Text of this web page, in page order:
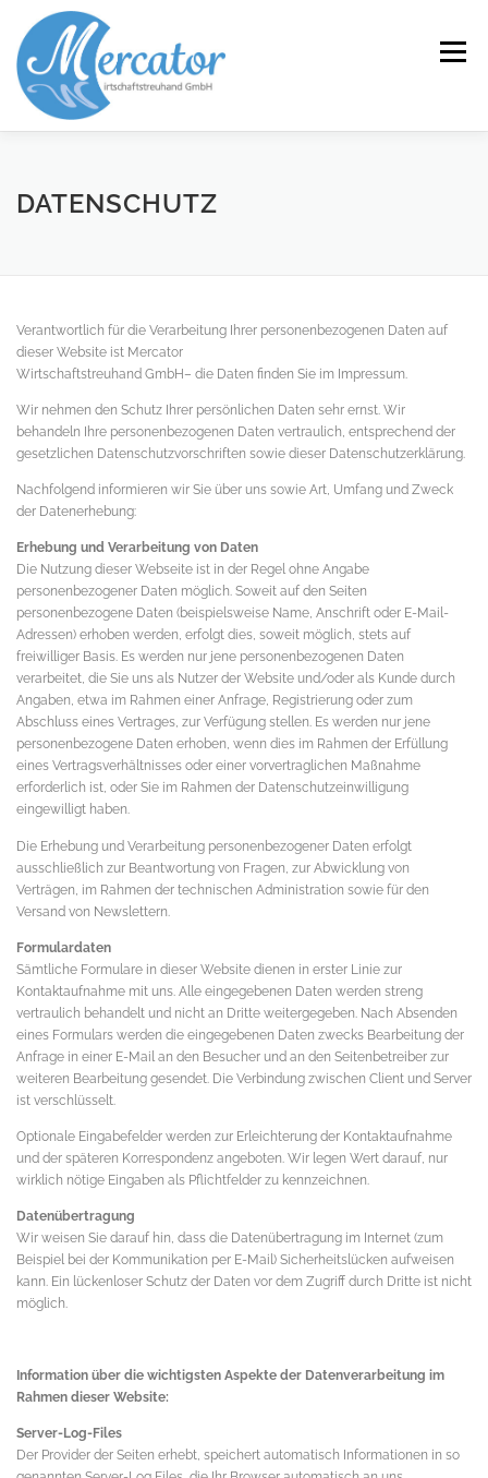
Inhalt
springen
Menü
DATENSCHUTZ
Verantwortlich für die Verarbeitung Ihrer personenbezogenen Daten auf
dieser Website ist Mercator
Wirtschaftstreuhand GmbH– die Daten finden Sie im Impressum.
Wir nehmen den Schutz Ihrer persönlichen Daten sehr ernst. Wir
behandeln Ihre personenbezogenen Daten vertraulich, entsprechend der
gesetzlichen Datenschutzvorschriften sowie dieser Datenschutzerklärung.
Nachfolgend informieren wir Sie über uns sowie Art, Umfang und Zweck
der Datenerhebung:
Erhebung und Verarbeitung von Daten
Die Nutzung dieser Webseite ist in der Regel ohne Angabe
personenbezogener Daten möglich. Soweit auf den Seiten
personenbezogene Daten (beispielsweise Name, Anschrift oder E-Mail-
Adressen) erhoben werden, erfolgt dies, soweit möglich, stets auf
freiwilliger Basis. Es werden nur jene personenbezogenen Daten
verarbeitet, die Sie uns als Nutzer der Website und/oder als Kunde durch
Angaben, etwa im Rahmen einer Anfrage, Registrierung oder zum
Abschluss eines Vertrages, zur Verfügung stellen. Es werden nur jene
personenbezogene Daten erhoben, wenn dies im Rahmen der Erfüllung
eines Vertragsverhältnisses oder einer vorvertraglichen Maßnahme
erforderlich ist, oder Sie im Rahmen der Datenschutzeinwilligung
eingewilligt haben.
Die Erhebung und Verarbeitung personenbezogener Daten erfolgt
ausschließlich zur Beantwortung von Fragen, zur Abwicklung von
Verträgen, im Rahmen der technischen Administration sowie für den
Versand von Newslettern.
Formulardaten
Sämtliche Formulare in dieser Website dienen in erster Linie zur
Kontaktaufnahme mit uns. Alle eingegebenen Daten werden streng
vertraulich behandelt und nicht an Dritte weitergegeben. Nach Absenden
eines Formulars werden die eingegebenen Daten zwecks Bearbeitung der
Anfrage in einer E-Mail an den Besucher und an den Seitenbetreiber zur
weiteren Bearbeitung gesendet. Die Verbindung zwischen Client und Server
ist verschlüsselt.
Optionale Eingabefelder werden zur Erleichterung der Kontaktaufnahme
und der späteren Korrespondenz angeboten. Wir legen Wert darauf, nur
wirklich nötige Eingaben als Pflichtfelder zu kennzeichnen.
Datenübertragung
Wir weisen Sie darauf hin, dass die Datenübertragung im Internet (zum
Beispiel bei der Kommunikation per E-Mail) Sicherheitslücken aufweisen
kann. Ein lückenloser Schutz der Daten vor dem Zugriff durch Dritte ist nicht
möglich.
Information über die wichtigsten Aspekte der Datenverarbeitung im
Rahmen dieser Website:
Server-Log-Files
Der Provider der Seiten erhebt, speichert automatisch Informationen in so